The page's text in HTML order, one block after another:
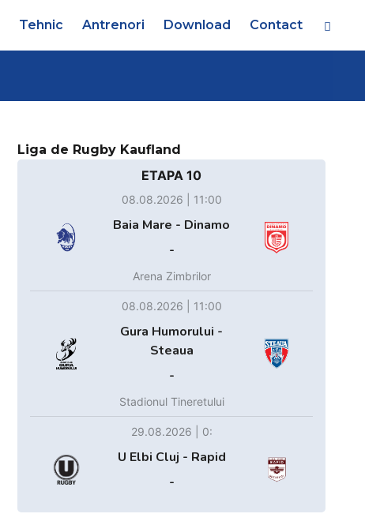
Tehnic Antrenori Download Contact
Liga de Rugby Kaufland
ETAPA 10
08.08.2026 | 11:00
Baia Mare - Dinamo
-
Arena Zimbrilor
08.08.2026 | 11:00
Gura Humorului -
Steaua
-
Stadionul Tineretului
29.08.2026 | 0:
U Elbi Cluj - Rapid
-